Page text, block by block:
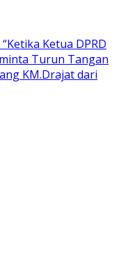
Ketua DPRD
Turun Tangan
KM.Drajat dari